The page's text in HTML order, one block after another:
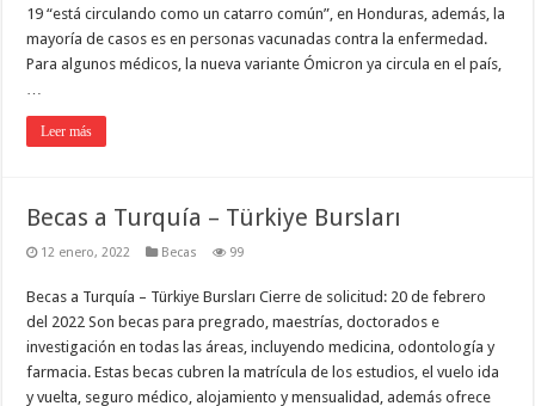
19 “está circulando como un catarro común”, en Honduras, además, la
mayoría de casos es en personas vacunadas contra la enfermedad.
Para algunos médicos, la nueva variante Ómicron ya circula en el país,
…
Leer más
Becas a Turquía – Türkiye Bursları
12 enero, 2022 Becas 99
Becas a Turquía – Türkiye Bursları Cierre de solicitud: 20 de febrero
del 2022 Son becas para pregrado, maestrías, doctorados e
investigación en todas las áreas, incluyendo medicina, odontología y
farmacia. Estas becas cubren la matrícula de los estudios, el vuelo ida
y vuelta, seguro médico, alojamiento y mensualidad, además ofrece